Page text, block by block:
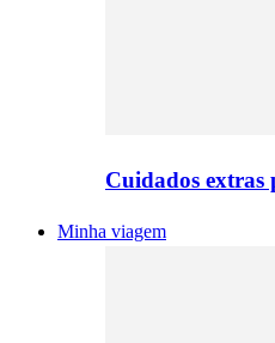
Cuidados
Minha viagem